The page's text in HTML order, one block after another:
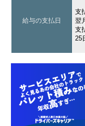
給与の支払日
支
翌
支
25